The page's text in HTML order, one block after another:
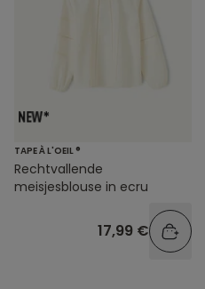
TAPE À L'OEIL ®
Rechtvallende
meisjesblouse in ecru
17,99 €